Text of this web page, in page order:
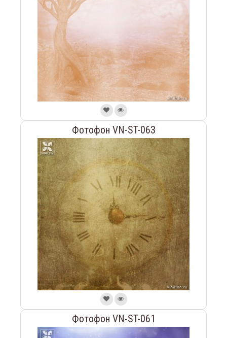
Фотофон VN-ST-063
Фотофон VN-ST-061